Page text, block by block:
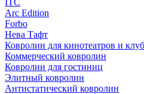
ITC
Arc Edition
Forbo
Нева Тафт
Ковролин для кинотеатров и
Коммерческий ковролин
Ковролин для гостиниц
Элитный ковролин
Антистатический ковролин